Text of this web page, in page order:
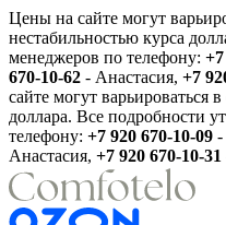
Цены на сайте могут
нестабильностью курса
менеджеров по телефону:
670-10-62 - Анастасия, +7
сайте могут варьироваться
доллара. Все подробности
телефону: +7 920 670-10-09 -
Анастасия, +7 920 670-10-31